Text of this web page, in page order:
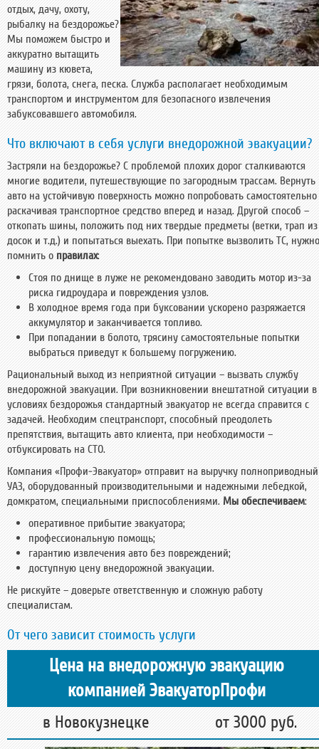
отдых, дачу, охоту,
рыбалку на бездорожье?
Мы поможем быстро и
аккуратно вытащить
машину из кювета,
грязи, болота, снега, песка. Служба располагает необходимым
транспортом и инструментом для безопасного извлечения
забуксовавшего автомобиля.
Что включают в себя услуги внедорожной эвакуации?
Застряли на бездорожье? С проблемой плохих дорог сталкиваются
многие водители, путешествующие по загородным трассам. Вернуть
авто на устойчивую поверхность можно попробовать
раскачивая транспортное средство вперед и назад. Другой способ –
откопать шины, положить под них твердые предметы (ветки, трап из
досок и т.д.) и попытаться выехать. При попытке вызволить ТС, нужно
помнить о правилах:
Стоя по днище в луже не рекомендовано заводить мотор из-за
риска гидроудара и повреждения узлов.
В холодное время года при буксовании ускорено разряжается
аккумулятор и заканчивается топливо.
При попадании в болото, трясину самостоятельные попытки
выбраться приведут к большему погружению.
Рациональный выход из неприятной ситуации – вызвать службу
внедорожной эвакуации. При возникновении внештатной ситуации в
условиях бездорожья стандартный эвакуатор не всегда справится с
задачей. Необходим спецтранспорт, способный преодолеть
препятствия, вытащить авто клиента, при необходимости –
отбуксировать на СТО.
Компания «Профи-Эвакуатор» отправит на выручку полноприводный
УАЗ, оборудованный производительными и надежными лебедкой,
домкратом, специальными приспособлениями. Мы обеспечиваем:
оперативное прибытие эвакуатора;
профессиональную помощь;
гарантию извлечения авто без повреждений;
доступную цену внедорожной эвакуации.
Не рискуйте – доверьте ответственную и сложную работу
специалистам.
От чего зависит стоимость услуги
Цена на внедорожную эвакуацию
компанией ЭвакуаторПрофи
в Новокузнецке от 3000 руб.